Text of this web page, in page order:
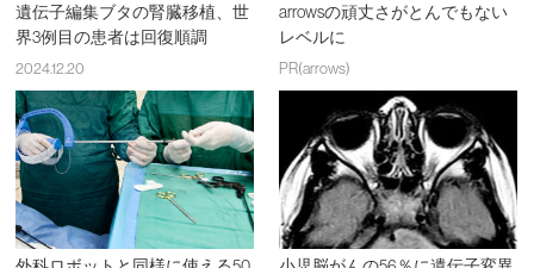
遺伝子編集ブタの腎臓移植、世
界3例目の患者は回復順調
2024.12.20
arrowsの頑丈さがとんでもない
レベルに
PR(arrows)